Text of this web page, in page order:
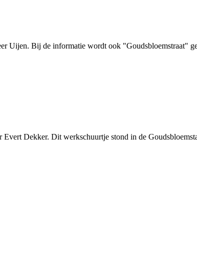
Uijen. Bij de informatie wordt ook "Goudsbloemstraat"
Dekker. Dit werkschuurtje stond in de